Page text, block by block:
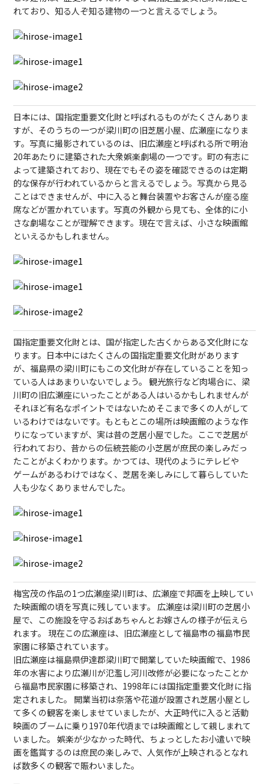
れており、知る人ぞ知る建物の一つと言えるでしょう。
日本には、国指定重要文化財と呼ばれるものがたくさんありま
すが、そのうちの一つが梁川町の旧芝居小屋、広瀬座になりま
す。写真に撮影されているのは、旧広瀬座と呼ばれる所で明治
20年あたりに建築された大衆娯楽劇場の一つです。町の有志に
よって建築されており、現在でもその姿を確認できるのは定期
的な保存が行われているからと言えるでしょう。写真から見る
ことはできませんが、中に入ると舞台装置やお客さんが座る座
席などが置かれています。写真の外観から見ても、全体的に小
さな劇場なことが理解できます。現在で言えば、小さな映画館
といえるかもしれません。
国指定重要文化財とは、国が指定した古くからある文化財にな
ります。日本中にはたくさんの国指定重要文化財があります
が、福島県の梁川町にもこの文化財が存在していることを知っ
ている人はあまりいないでしょう。 観光旅行など肉場合に、梁
川町の旧広瀬座にいったことがある人はいるかもしれませんが
それほど有名なポイントではないためそこまで多くの人がして
いるわけではないです。もともとこの場所は映画館のような作
りになっていますが、実は昔の芝居小屋でした。ここで芝居が
行われており、昔からの伝統芸能の小芝居が庶民の楽しみだっ
たことがよくわかります。かつては、現代のようにテレビや
ゲームがあるわけではなく、芝居を楽しみにして暮らしていた
人も少なくありませんでした。
梅宮茂の作品の1つ広瀬座梁川町は、広瀬座で邦画を上映してい
た映画館の頃を写真に残しています。 広瀬座は梁川町の芝居小
屋で、この施設を守るおばあちゃんとお嫁さんの様子が伝えら
れます。 現在この広瀬座は、旧広瀬座として福島市の福島市民
家園に移築されています。
旧広瀬座は福島県伊達郡梁川町で開業していた映画館で、1986
年の水害により広瀬川が氾濫し河川改修が必要になったことか
ら福島市民家園に移築され、1998年には国指定重要文化財に指
定されました。 開業当初は奈落や花道が設置され芝居小屋とし
て多くの観客を楽しませていましたが、大正時代に入ると活動
映画のブームに乗り1970年代頃までは映画館として親しまれて
いました。 娯楽が少なかった時代、ちょっとしたお小遣いで映
画を鑑賞するのは庶民の楽しみで、人気作が上映されるとなれ
ば数多くの観客で賑わいました。